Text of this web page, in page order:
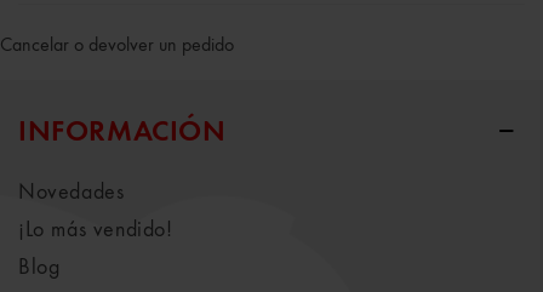
Cancelar o devolver un pedido
INFORMACIÓN
Novedades
¡Lo más vendido!
Blog